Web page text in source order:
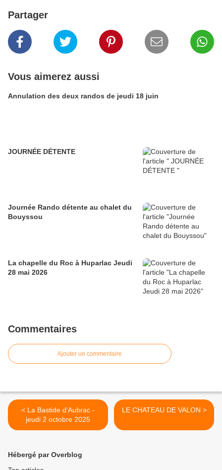
Partager
Vous aimerez aussi
Annulation des deux randos de jeudi 18 juin
JOURNÉE DÉTENTE
Journée Rando détente au chalet du
Bouyssou
La chapelle du Roc à Huparlac Jeudi
28 mai 2026
Commentaires
Ajouter un commentaire
< La Bastide d'Aubrac -
jeudi 2 octobre 2025
LE CHATEAU DE VALON >
Hébergé par Overblog